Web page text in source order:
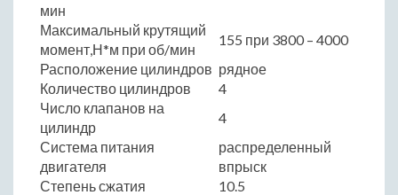
мин
Максимальный крутящий
момент,Н*м при об/мин
155 при 3800 – 4000
Расположение цилиндров рядное
Количество цилиндров
4
Число клапанов на
цилиндр
4
Система питания
двигателя
распределенный
впрыск
Степень сжатия
10.5